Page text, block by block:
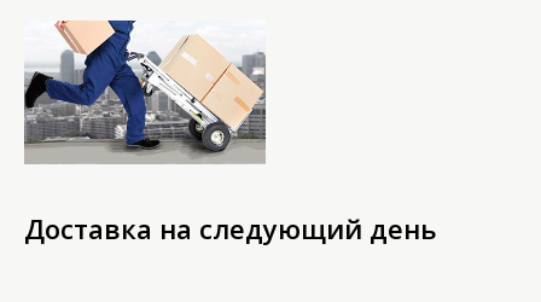
Доставка на следующий день